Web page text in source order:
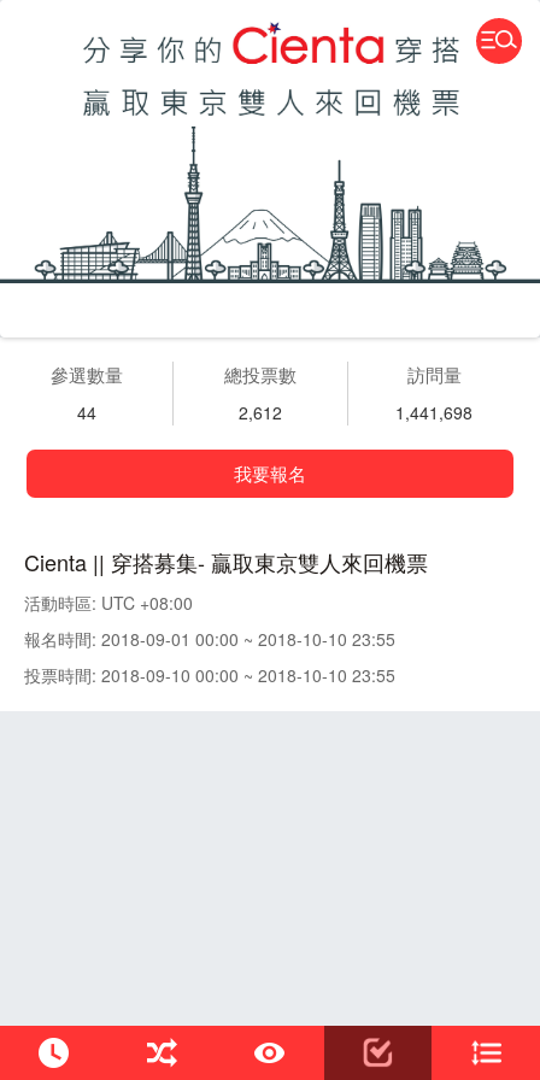
參選數量
44
總投票數
2,612
訪問量
1,441,698
我要報名
Cienta || 穿搭募集- 贏取東京雙人來回機票
活動時區: UTC +08:00
報名時間: 2018-09-01 00:00 ~ 2018-10-10 23:55
投票時間: 2018-09-10 00:00 ~ 2018-10-10 23:55